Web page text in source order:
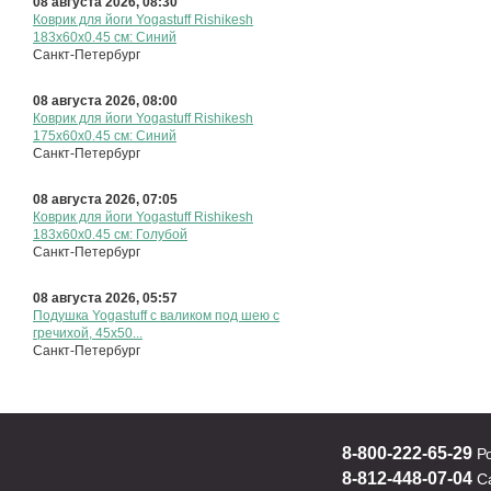
08 августа 2026, 08:30
Коврик для йоги Yogastuff Rishikesh
Санкт-Петербург
08 августа 2026, 08:00
Коврик для йоги Yogastuff Rishikesh
Санкт-Петербург
08 августа 2026, 07:05
Коврик для йоги Yogastuff Rishikesh
Санкт-Петербург
08 августа 2026, 05:57
Подушка Yogastuff с валиком под шею с
8-800-222-65-29
8-812-448-07-04